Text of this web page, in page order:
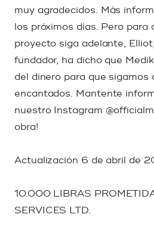
muy agradecidos. Más
los próximos días. Pero para
proyecto siga adelante,
fundador, ha dicho que
del dinero para que sigamos
encantados. Mantente
nuestro Instagram
obra!
Actualización 6 de abril de
10.000 LIBRAS
SERVICES LTD.